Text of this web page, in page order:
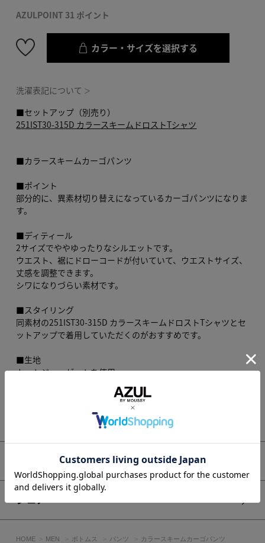
AZULPOINT 31 ポイント
カラー・サイズを選択する
洗濯表記について ＞
■セットアップ（別売り）
251IST30-315D カラースキームドロストTシャツ
■カラースキームカーゴパンツ
■ポイント
部分的に、異素材切り替えになっているカーゴパンツになりま
す。
■ディティール
2サイズでややゆったりなシルエットです。
ウエスト、裾にドローコードが付いていて、ウエストサイズ、
丈感を調整できます。
シワになりづらい素材です。
■スタイリング
同素材の251IST30-315D カラースキームドロストTシャツとセ
ットアップで着用していただくのがおすすめです。
■生地
カットジョーゼットを使用。
本品は素材の特性上色落ちします。
洗濯、クリーニング、着用(使用）時に他の衣類や雑貨、家具
類に色移りする事があります。
特に汗や雨等で湿った状態では、色落ちが顕著になります。
さい。
透け感：なし
裏 地：なし
■モデル身長：185cm、着用サイズ：Lサイズ
もっと見る
アイテムサイズ
シェア
HOME MEN ボトムス パンツ カラースキームカーゴパンツ